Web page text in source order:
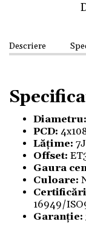
Descriere
Diametru:
PCD:
Lățime: 7J
Offset:
Gaura
Culoare:
16949/
Garanție: